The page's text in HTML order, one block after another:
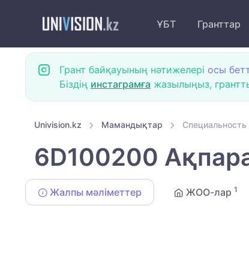
ҰБТ Гранттар
Грант байқауының нәтижелері осы
Біздің инстаграмға жазылыңыз,
Univision.kz Мамандықтар Специальность
6D100200
Жалпы мәліметтер ЖОО-лар 1